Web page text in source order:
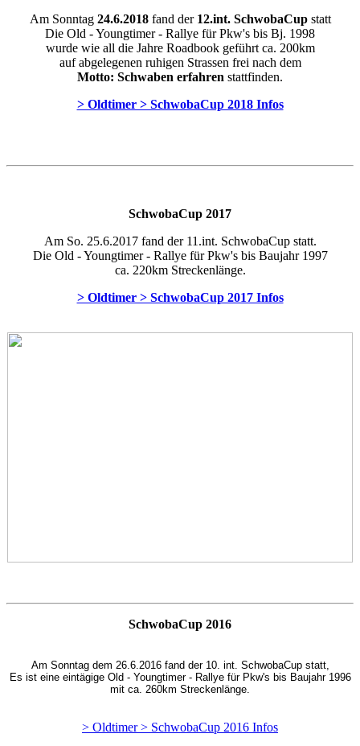
Am Sonntag 24.6.2018fand der 12.int. SchwobaCupstatt
Die Old - Youngtimer - Rallye für Pkw's bis Bj. 1998
wurde wie all die Jahre Roadbook geführt ca. 200km
auf abgelegenen ruhigen Strassen frei nach dem
Motto: Schwaben erfahren stattfinden.
> Oldtimer > SchwobaCup 2018 Infos
SchwobaCup 2017
Am So. 25.6.2017 fand der 11.int. SchwobaCup statt.
Die Old - Youngtimer - Rallye für Pkw's bis Baujahr 1997
ca. 220km Streckenlänge.
> Oldtimer > SchwobaCup 2017 Infos
SchwobaCup 2016
Am Sonntag dem 26.6.2016 fand der 10. int. SchwobaCup statt,
Es ist eine eintägige Old - Youngtimer - Rallye für Pkw's bis Baujahr 1996
mit ca. 260km Streckenlänge.
> Oldtimer > SchwobaCup 2016 Infos